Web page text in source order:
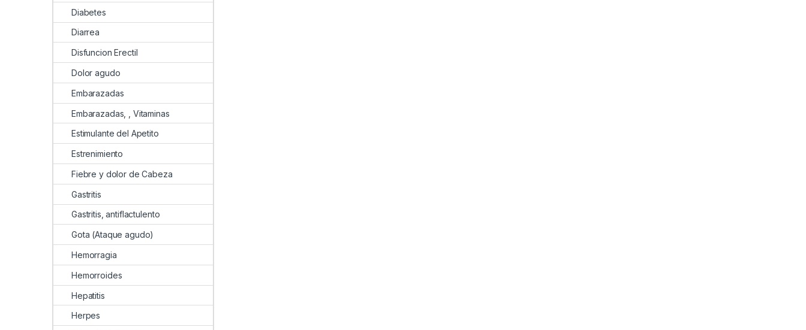
Diabetes
Diarrea
Disfuncion Erectil
Dolor agudo
Embarazadas
Embarazadas, , Vitaminas
Estimulante del Apetito
Estrenimiento
Fiebre y dolor de Cabeza
Gastritis
Gastritis, antiflactulento
Gota (Ataque agudo)
Hemorragia
Hemorroides
Hepatitis
Herpes